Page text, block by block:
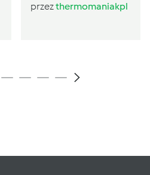
przezthermomaniakpl